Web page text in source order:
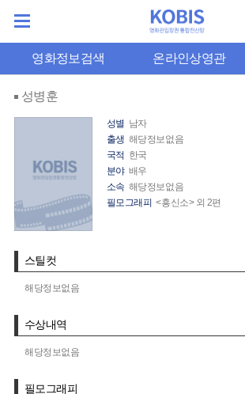
영화정보검색 온라인상영관
성병훈
성별 남자
출생 해당정보없음
국적 한국
분야 배우
소속 해당정보없음
필모그래피 <흥신소> 외 2편
스틸컷
해당정보없음
수상내역
해당정보없음
필모그래피